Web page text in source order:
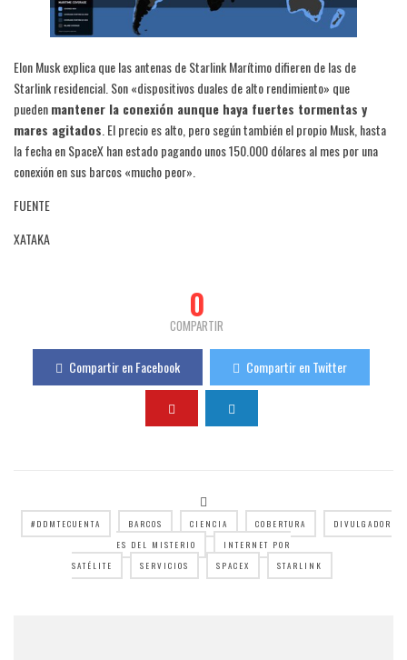
Elon Musk explica que las antenas de Starlink Marítimo difieren de las de
Starlink residencial. Son «dispositivos duales de alto rendimiento» que
puedenmantener la conexión aunque haya fuertes tormentas y
mares agitados. El precio es alto, pero según también el propio Musk, hasta
la fecha en SpaceX han estado pagando unos 150.000 dólares al mes por una
conexión en sus barcos «mucho peor».
FUENTE
XATAKA
0
COMPARTIR
Compartir en Facebook Compartir en Twitter
#DDMTECUENTA BARCOS CIENCIA COBERTURA
DIVULGADOR
ES DEL MISTERIO
INTERNET POR
SATÉLITE
SERVICIOS SPACEX STARLINK